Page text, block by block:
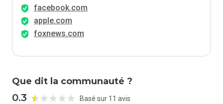
facebook.com
apple.com
foxnews.com
Que dit la communauté ?
0.3 Basé sur 11 avis